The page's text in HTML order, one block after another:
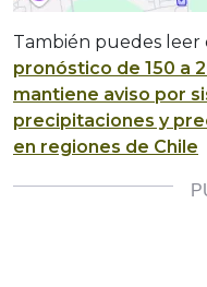
También puedes leer
pronóstico de 150 a
mantiene aviso por
precipitaciones y
en regiones de Chile